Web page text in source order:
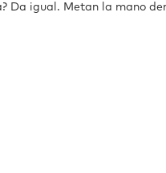
Da igual. Metan la mano